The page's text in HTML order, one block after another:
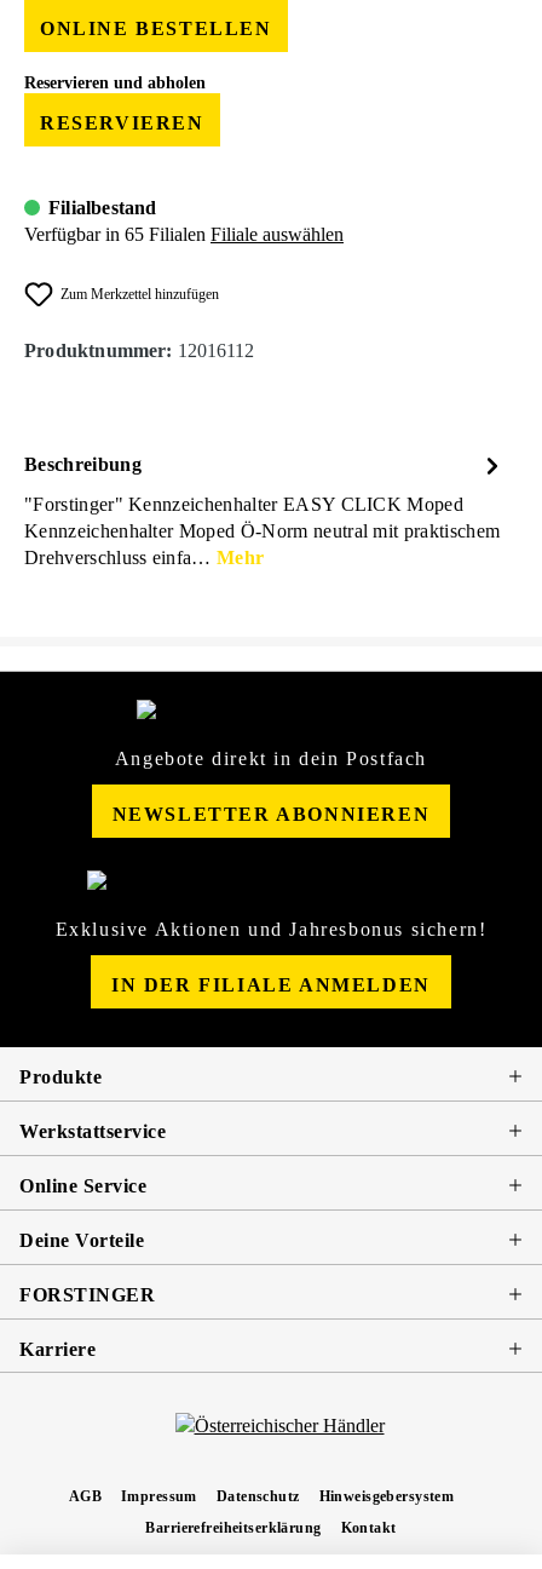
ONLINE BESTELLEN
Reservieren und abholen
RESERVIEREN
Filialbestand
Verfügbar in 65 Filialen Filiale auswählen
Zum Merkzettel hinzufügen
Produktnummer: 12016112
Beschreibung
"Forstinger" Kennzeichenhalter EASY CLICK Moped
Kennzeichenhalter Moped Ö-Norm neutral mit praktischem
Drehverschluss einfa…Mehr
Angebote direkt in dein Postfach
NEWSLETTER ABONNIEREN
Exklusive Aktionen und Jahresbonus sichern!
IN DER FILIALE ANMELDEN
Produkte
Werkstattservice
Online Service
Deine Vorteile
FORSTINGER
Karriere
AGB Impressum Datenschutz
Hinweisgebersystem
Barrierefreiheitserklärung
Kontakt